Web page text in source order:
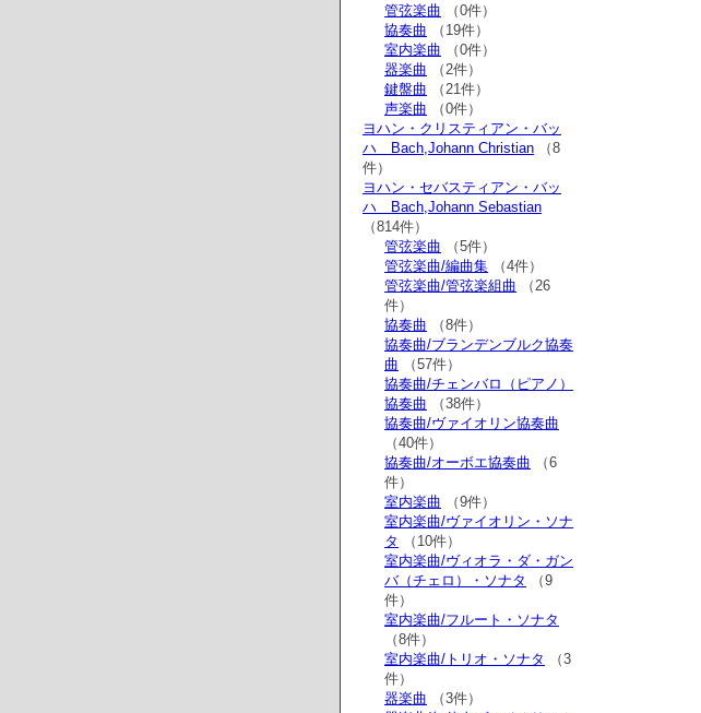
管弦楽曲 （0件）
協奏曲 （19件）
室内楽曲 （0件）
器楽曲 （2件）
鍵盤曲 （21件）
声楽曲 （0件）
ヨハン・クリスティアン・バッ
ハ Bach,Johann Christian （8
件）
ヨハン・セバスティアン・バッ
ハ Bach,Johann Sebastian
（814件）
管弦楽曲 （5件）
管弦楽曲/編曲集 （4件）
管弦楽曲/管弦楽組曲 （26
件）
協奏曲 （8件）
協奏曲/ブランデンブルク協奏
曲 （57件）
協奏曲/チェンバロ（ピアノ）
協奏曲 （38件）
協奏曲/ヴァイオリン協奏曲
（40件）
協奏曲/オーボエ協奏曲 （6
件）
室内楽曲 （9件）
室内楽曲/ヴァイオリン・ソナ
タ
（10件）
室内楽曲/ヴィオラ・ダ・ガン
バ（チェロ）・ソナタ
（9
件）
室内楽曲/フルート・ソナタ
（8件）
室内楽曲/トリオ・ソナタ
（3
件）
器楽曲 （3件）